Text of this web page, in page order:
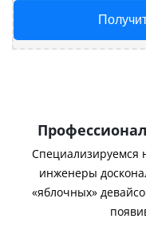
Специализируемся
инженеры
«яблочных»